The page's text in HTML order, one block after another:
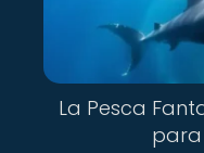
La Pesca
para